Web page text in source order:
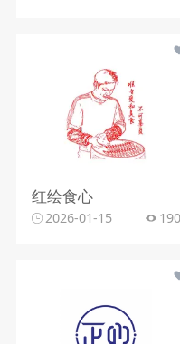
红绘食心
2026-01-15 190